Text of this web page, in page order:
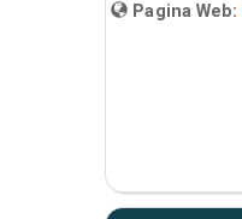
Pagina Web: